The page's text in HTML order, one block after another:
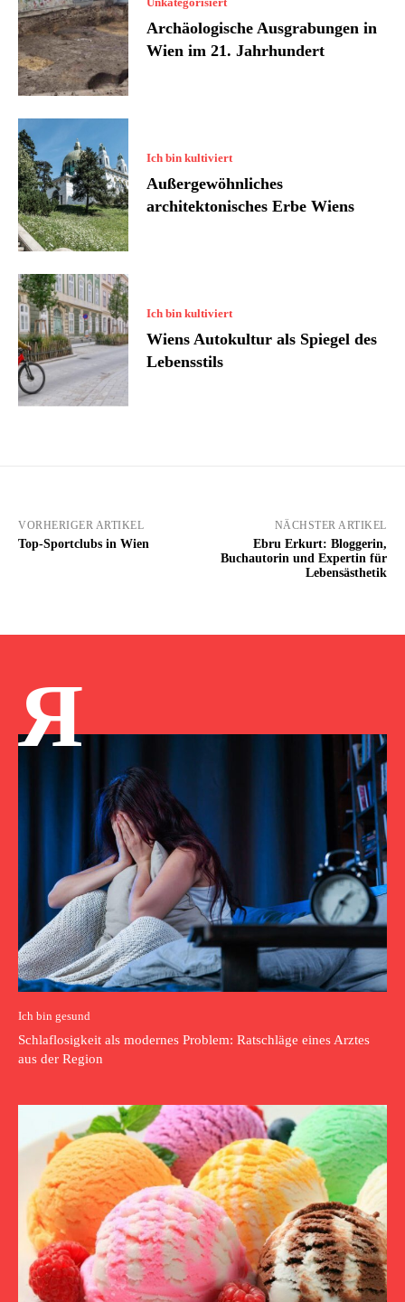
Archäologische Ausgrabungen in
Wien im 21. Jahrhundert
Ich bin kultiviert
Außergewöhnliches
architektonisches Erbe Wiens
Ich bin kultiviert
Wiens Autokultur als Spiegel des
Lebensstils
VORHERIGER ARTIKEL
Top-Sportclubs in Wien
NÄCHSTER ARTIKEL
Ebru Erkurt: Bloggerin,
Buchautorin und Expertin für
Lebensästhetik
Я
Ich bin gesund
Schlaflosigkeit als modernes Problem: Ratschläge eines Arztes
aus der Region